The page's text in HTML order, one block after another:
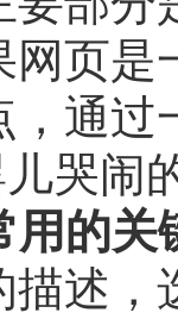
网页是
，通过
哭闹
用的关
描述，